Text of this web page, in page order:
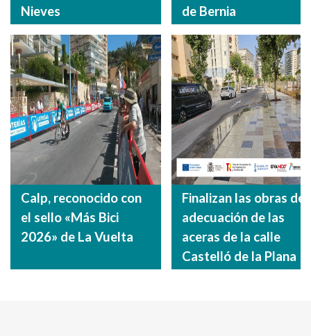
Nieves
de Bernia
Calp, reconocido con
el sello «Más Bici
2026» de La Vuelta
Finalizan las obras de
adecuación de las
aceras de la calle
Castelló de la Plana